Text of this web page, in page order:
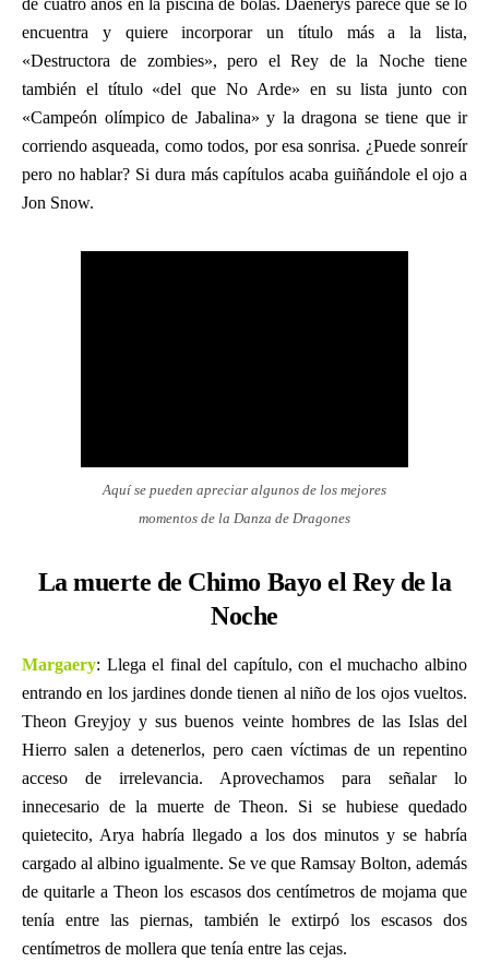
de cuatro años en la piscina de bolas. Daenerys parece que se lo
encuentra y quiere incorporar un título más a la lista,
«Destructora de zombies», pero el Rey de la Noche tiene
también el título «del que No Arde» en su lista junto con
«Campeón olímpico de Jabalina» y la dragona se tiene que ir
corriendo asqueada, como todos, por esa sonrisa. ¿Puede sonreír
pero no hablar? Si dura más capítulos acaba guiñándole el ojo a
Jon Snow.
Aquí se pueden apreciar algunos de los mejores
momentos de la Danza de Dragones
La muerte de Chimo Bayo el Rey de la
Noche
Margaery: Llega el final del capítulo, con el muchacho albino
entrando en los jardines donde tienen al niño de los ojos vueltos.
Theon Greyjoy y sus buenos veinte hombres de las Islas del
Hierro salen a detenerlos, pero caen víctimas de un repentino
acceso de irrelevancia. Aprovechamos para señalar lo
innecesario de la muerte de Theon. Si se hubiese quedado
quietecito, Arya habría llegado a los dos minutos y se habría
cargado al albino igualmente. Se ve que Ramsay Bolton, además
de quitarle a Theon los escasos dos centímetros de mojama que
tenía entre las piernas, también le extirpó los escasos dos
centímetros de mollera que tenía entre las cejas.